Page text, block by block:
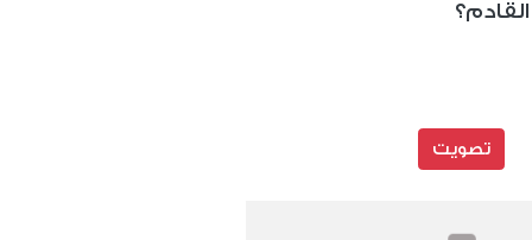
تصويت